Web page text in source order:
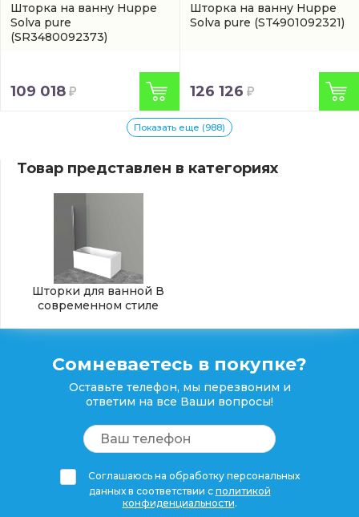
Шторка на ванну Huppe
Solva pure
(SR3480092373)
109 018
Шторка на ванну Huppe
Solva pure (ST4901092321)
126 126
Показать еще (988)
Товар представлен в категориях
Шторки для ванной В
современном стиле
Сомневаетесь в покупке?
Оставьте телефон, мы перезвоним и
ответим на все Ваши вопросы!
Соглашаюсь на обработку персональных
данных в соответствии с политикой
конфиденциальности.